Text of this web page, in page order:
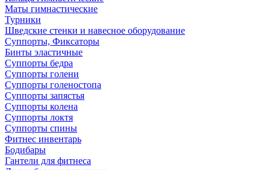
Маты гимнастические
Турники
Шведские стенки и навесное оборудование
Суппорты, Фиксаторы
Бинты эластичные
Суппорты бедра
Суппорты голени
Суппорты голеностопа
Суппорты запястья
Суппорты колена
Суппорты локтя
Суппорты спины
Фитнес инвентарь
Бодибары
Гантели для фитнеса